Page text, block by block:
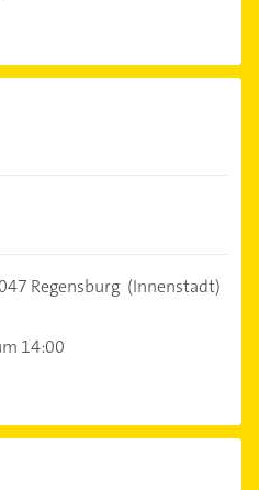
Regensburg (Innenstadt)
14:00